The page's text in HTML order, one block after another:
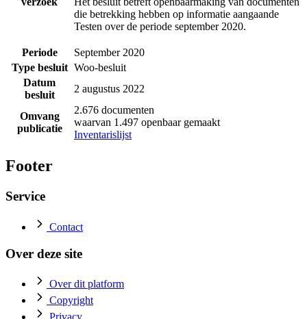
die betrekking hebben op informatie aangaande
Testen over de periode september 2020.
Periode
September 2020
Type besluit Woo-besluit
Datum
besluit
2 augustus 2022
Omvang
publicatie
2.676 documenten
waarvan 1.497 openbaar gemaakt
Inventarislijst
Footer
Service
Contact
Over deze site
Over dit platform
Copyright